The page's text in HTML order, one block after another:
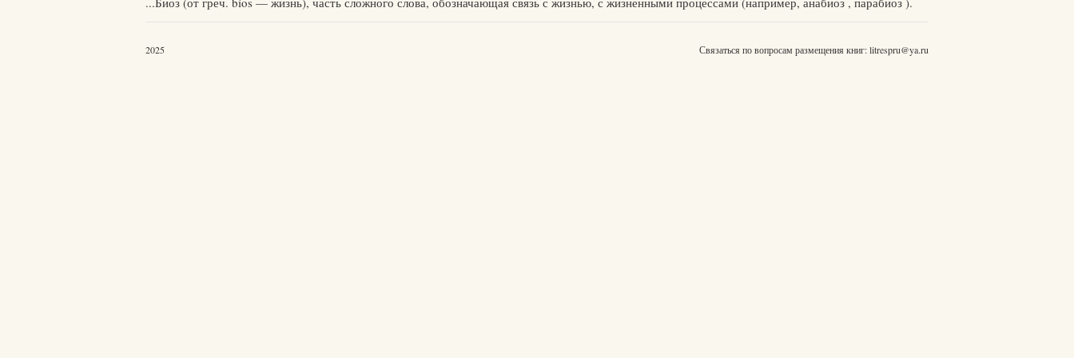
2025 Связаться по вопросам размещения книг:litrespru@ya.ru